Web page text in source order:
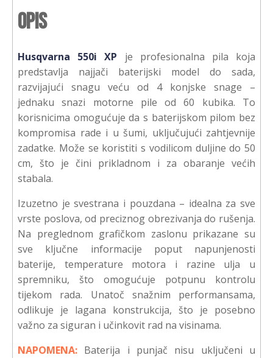
Opis
Husqvarna 550i XP je profesionalna pila koja
predstavlja najjači baterijski model do sada,
razvijajući snagu veću od 4 konjske snage –
jednaku snazi motorne pile od 60 kubika. To
korisnicima omogućuje da s baterijskom pilom bez
kompromisa rade i u šumi, uključujući zahtjevnije
zadatke. Može se koristiti s vodilicom duljine do 50
cm, što je čini prikladnom i za obaranje većih
stabala.
Izuzetno je svestrana i pouzdana – idealna za sve
vrste poslova, od preciznog obrezivanja do rušenja.
Na preglednom grafičkom zaslonu prikazane su
sve ključne informacije poput napunjenosti
baterije, temperature motora i razine ulja u
spremniku, što omogućuje potpunu kontrolu
tijekom rada. Unatoč snažnim performansama,
odlikuje je lagana konstrukcija, što je posebno
važno za siguran i učinkovit rad na visinama.
NAPOMENA: Baterija i punjač nisu uključeni u